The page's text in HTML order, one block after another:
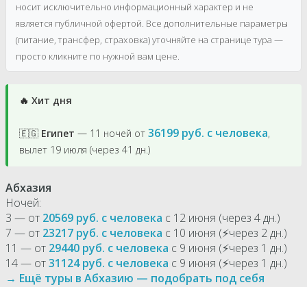
носит исключительно информационный характер и не
является публичной офертой. Все дополнительные параметры
(питание, трансфер, страховка) уточняйте на странице тура —
просто кликните по нужной вам цене.
🔥 Хит дня
🇪🇬 Египет — 11 ночей от 36199 руб. с человека,
вылет 19 июля (через 41 дн.)
Абхазия
Ночей:
3 — от 20569 руб. с человека с 12 июня (через 4 дн.)
7 — от 23217 руб. с человека с 10 июня (⚡через 2 дн.)
11 — от 29440 руб. с человека с 9 июня (⚡через 1 дн.)
14 — от31124 руб. с человека с 9 июня (⚡через 1 дн.)
→ Ещё туры в Абхазию — подобрать под себя